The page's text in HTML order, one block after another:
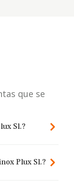
que se
Sl.?
Plux Sl.?